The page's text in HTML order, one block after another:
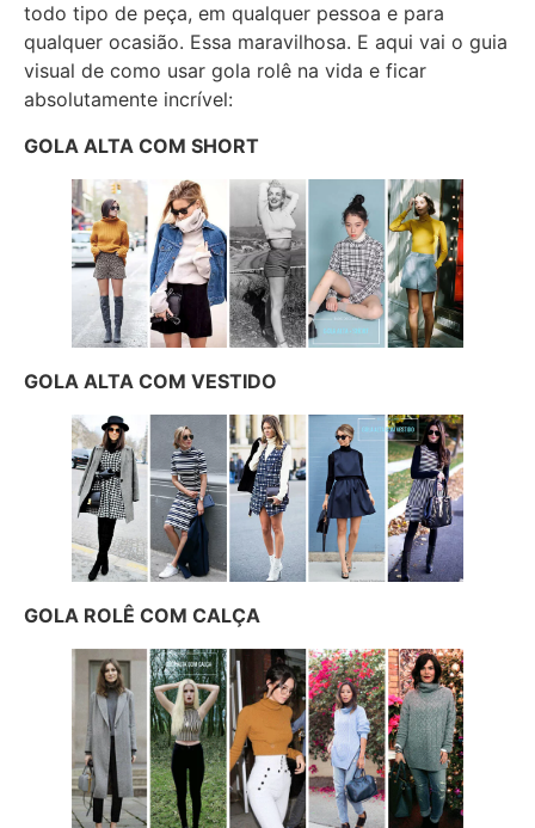
todo tipo de peça, em qualquer pessoa e para
qualquer ocasião. Essa maravilhosa. E aqui vai o guia
visual de como usar gola rolê na vida e ficar
absolutamente incrível:
GOLA ALTA COM SHORT
GOLA ALTA COM VESTIDO
GOLA ROLÊ COM CALÇA